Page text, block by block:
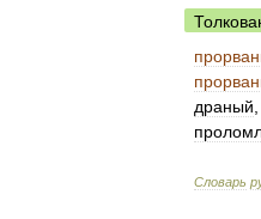
драный
Словарь